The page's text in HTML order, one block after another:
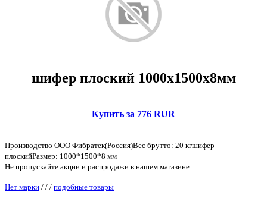
шифер плоский 1000х1500х8мм
Купить за 776 RUR
Производство ООО Фибратек(Россия)Вес брутто: 20 кгшифер
плоскийРазмер: 1000*1500*8 мм
Не пропускайте акции и распродажи в нашем магазине.
Нет марки / / / подобные товары